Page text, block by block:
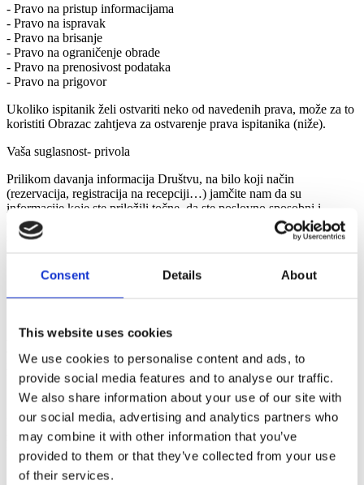
Consent Details About
This website uses cookies
We use cookies to personalise content and ads, to
provide social media features and to analyse our traffic.
We also share information about your use of our site with
our social media, advertising and analytics partners who
may combine it with other information that you’ve
provided to them or that they’ve collected from your use
of their services.
- Pravo na pristup informacijama
- Pravo na ispravak
- Pravo na brisanje
- Pravo na ograničenje obrade
- Pravo na prenosivost podataka
- Pravo na prigovor
Ukoliko ispitanik želi ostvariti neko od navedenih prava, može za to
koristiti Obrazac zahtjeva za ostvarenje prava ispitanika (niže).
Vaša suglasnost- privola
Prilikom davanja informacija Društvu, na bilo koji način
(rezervacija, registracija na recepciji…) jamčite nam da su
informacije koje ste priložili točne, da ste poslovno sposobni i
ovlašteni raspolagati danim informacijama te da ste u cijelosti
suglasni da Društvo Vaše podatke upotrebljava i prikuplja u skladu
Postupanje po povredama osobnih podataka
Ako ispitanik smatra da je Društvo prilikom obrade njegovih
osobnih podataka povrijedilo odredbe Uredbe o zaštiti podataka,
može se obratiti neposredno Službeniku za zaštitu osobnih podataka
Društva radi utvrđenja eventualnih spornih pitanja.
U slučaju povrede osobnih podataka ispitanik ima pravo uložiti
žalbu Agenciji za zaštitu podataka email:azop@azop.hr, adresa:
Martićeva 14, 10000 Zagreb.